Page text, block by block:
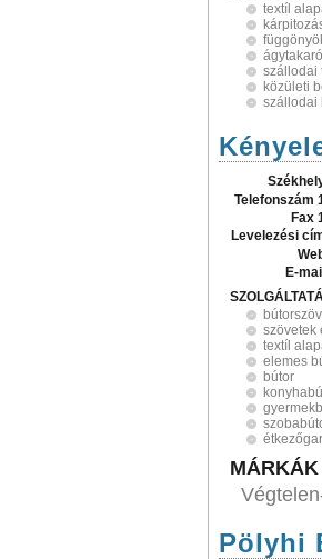
textíl
szállodai
közületi
szállodai
Telefonszám
Fax
Levelezési
E-
szövetek
textíl
elemes
bútor
MÁRKÁK
Pölyhi